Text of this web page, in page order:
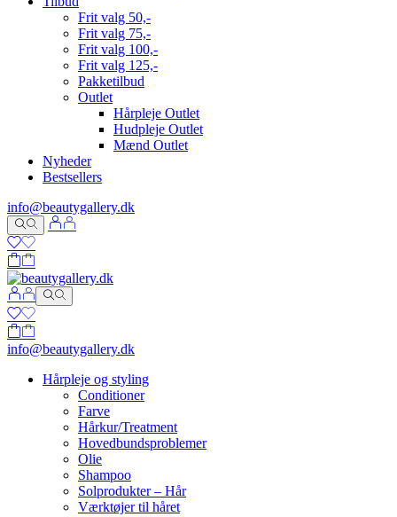
Frit valg 50,-
Frit valg 75,-
Frit valg 100,-
Frit valg 125,-
Pakketilbud
Outlet
Hårpleje Outlet
Hudpleje Outlet
Mænd Outlet
Nyheder
Bestsellers
info@beautygallery.dk
info@beautygallery.dk
Hårpleje og styling
Conditioner
Farve
Hårkur/Treatment
Hovedbundsproblemer
Olie
Shampoo
Solprodukter – Hår
Værktøjer til håret